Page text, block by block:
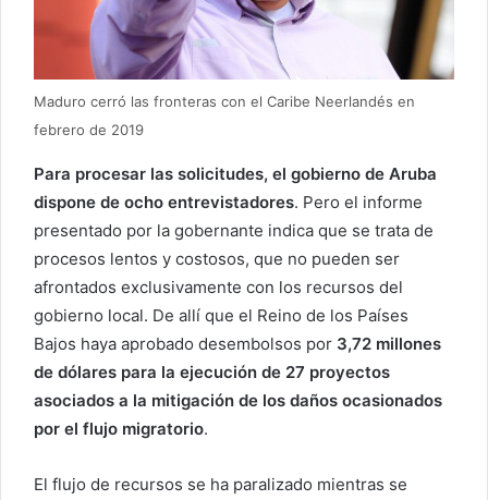
Maduro cerró las fronteras con el Caribe Neerlandés en
febrero de 2019
Para procesar las solicitudes, el gobierno de Aruba
dispone de ocho entrevistadores. Pero el informe
presentado por la gobernante indica que se trata de
procesos lentos y costosos, que no pueden ser
afrontados exclusivamente con los recursos del
gobierno local. De allí que el Reino de los Países
Bajos haya aprobado desembolsos por 3,72 millones
de dólares para la ejecución de 27 proyectos
asociados a la mitigación de los daños ocasionados
por el flujo migratorio.
El flujo de recursos se ha paralizado mientras se